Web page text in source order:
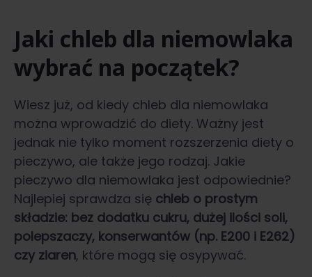
Jaki chleb dla niemowlaka
wybrać na początek?
Wiesz już, od kiedy chleb dla niemowlaka
można wprowadzić do diety. Ważny jest
jednak nie tylko moment rozszerzenia diety o
pieczywo, ale także jego rodzaj. Jakie
pieczywo dla niemowlaka jest odpowiednie?
Najlepiej sprawdza się chleb o prostym
składzie: bez dodatku cukru, dużej ilości soli,
polepszaczy, konserwantów (np. E200 i E262)
czy ziaren, które mogą się osypywać.